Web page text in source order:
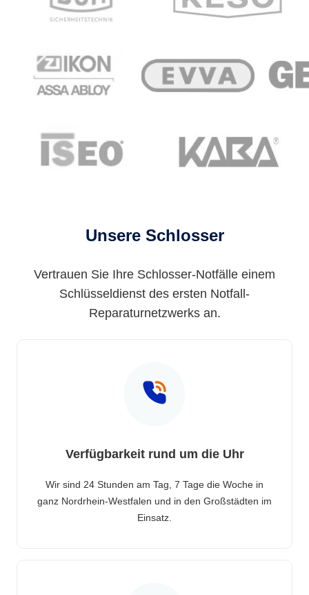
Unsere Schlosser
Vertrauen Sie Ihre Schlosser-Notfälle einem
Schlüsseldienst des ersten Notfall-
Reparaturnetzwerks an.
Verfügbarkeit rund um die Uhr
Wir sind 24 Stunden am Tag, 7 Tage die Woche in
ganz Nordrhein-Westfalen und in den Großstädten im
Einsatz.